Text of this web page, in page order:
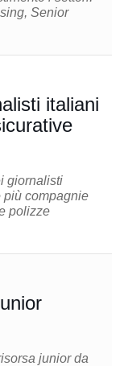
Senior
italiani
giornalisti
più compagnie
polizze
junior da